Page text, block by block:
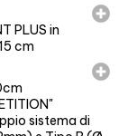
PLUS in
cm
sistema di